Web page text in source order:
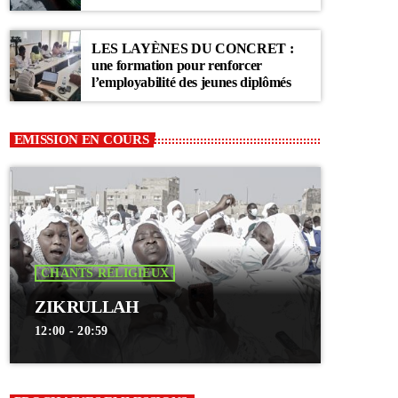
Communauté Layène
LES LAYÈNES DU CONCRET :
une formation pour renforcer
l’employabilité des jeunes diplômés
EMISSION EN COURS
CHANTS RELIGIEUX
ZIKRULLAH
12:00 - 20:59